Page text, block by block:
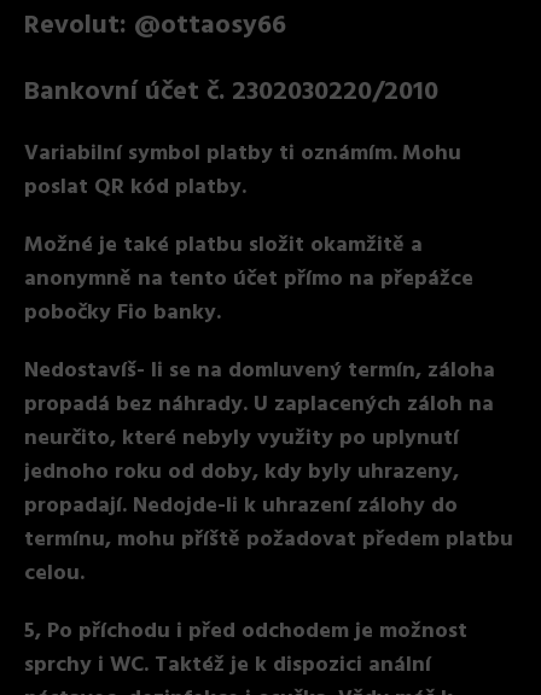
Revolut: @ottaosy66
Bankovní účet č. 2302030220/2010
Variabilní symbol platby ti oznámím.Mohu
poslat QR kód platby.
Možné je také platbu složit okamžitě a
anonymně na tento účet přímo na přepážce
pobočky Fio banky.
Nedostavíš- li se na domluvený termín, záloha
propadá bez náhrady. U zaplacených záloh na
neurčito, které nebyly využity po uplynutí
jednoho roku od doby, kdy byly uhrazeny,
propadají. Nedojde-li k uhrazení zálohy do
termínu, mohu příště požadovat předem platbu
celou.
5, Po příchodu i před odchodem je možnost
sprchy i WC. Taktéž je k dispozici anální